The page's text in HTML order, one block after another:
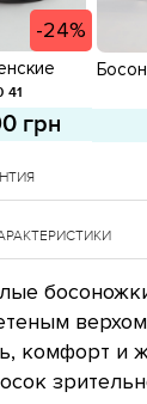
-24%
Черные
41
грн
комфорт и